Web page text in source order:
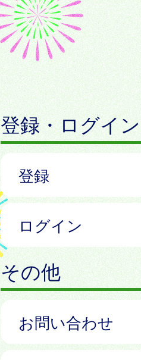
登録・ログイン
登録
ログイン
その他
お問い合わせ